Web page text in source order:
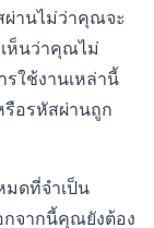
ผ่านไม่ว่าคุณจะ
เห็นว่าคุณไม่
ใช้งานเหล่านี้
อรหัสผ่านถูก
ดที่จำเป็น
กจากนี้คุณยังต้อง